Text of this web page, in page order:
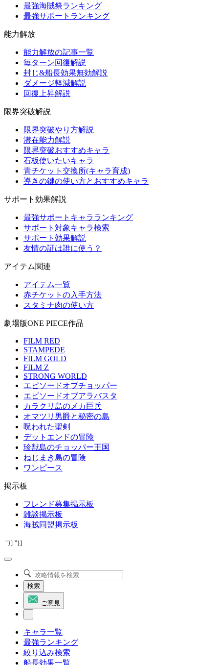
最強海賊祭ランキング
最強サポートランキング
能力解放
能力解放の記事一覧
毎ターン回復解説
封じ&船長効果無効解説
ダメージ軽減解説
回復上昇解説
限界突破解説
限界突破やり方解説
潜在能力解説
限界突破おすすめキャラ
石板使いたいキャラ
青チケット交換所(キャラ育成)
導きの鍵の使い方とおすすめキャラ
サポート効果解説
最強サポートキャラランキング
サポート対象キャラ検索
サポート効果解説
友情の証は誰に使う？
アイテム関連
アイテム一覧
赤チケットの入手方法
スタミナ肉の使い方
劇場版ONE PIECE作品
FILM RED
STAMPEDE
FILM GOLD
FILM Z
STRONG WORLD
エピソードオブチョッパー
エピソードオブアラバスタ
カラクリ島のメカ巨兵
オマツリ男爵と秘密の島
呪われた聖剣
デットエンドの冒険
珍獣島のチョッパー王国
ねじまき島の冒険
ワンピース
掲示板
フレンド募集掲示板
雑談掲示板
海賊同盟掲示板
"}] "}]
検索
ご意見
キャラ一覧
最強ランキング
絞り込み検索
船長効果一覧